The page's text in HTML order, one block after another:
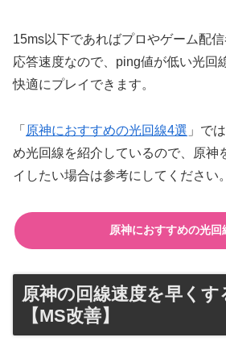
15ms以下であればプロやゲーム配
応答速度なので、ping値が低い光回
快適にプレイできます。
「 原神におすすめの光回線4選 」で
め光回線を紹介しているので、原神
イしたい場合は参考にしてください。
原神におすすめの光回
原神の回線速度を早くす
【MS改善】